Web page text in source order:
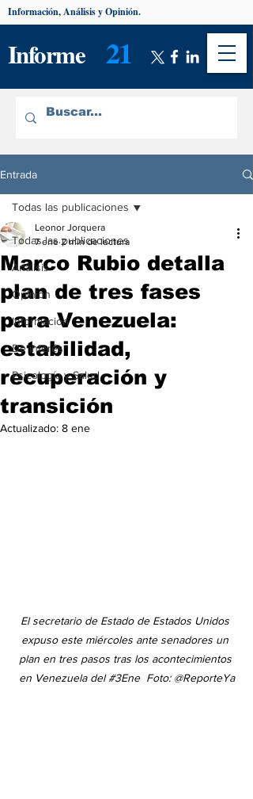
Informe 21
Información, Análisis y Opinión.
Entrada
Todas las publicaciones
Análisis
Opinión
Información
De interés
Psicología y Salud
Todas las publicaciones
Marco Rubio detalla
plan de tres fases
para Venezuela:
estabilidad,
recuperación y
transición
Leonor Jorquera
7 ene 2 min de lectura
Actualizado: 8 ene
El secretario de Estado de Estados Unidos
expuso este miércoles ante senadores un
plan en tres pasos tras los acontecimientos
en Venezuela del #3Ene
  Foto: @ReporteYa